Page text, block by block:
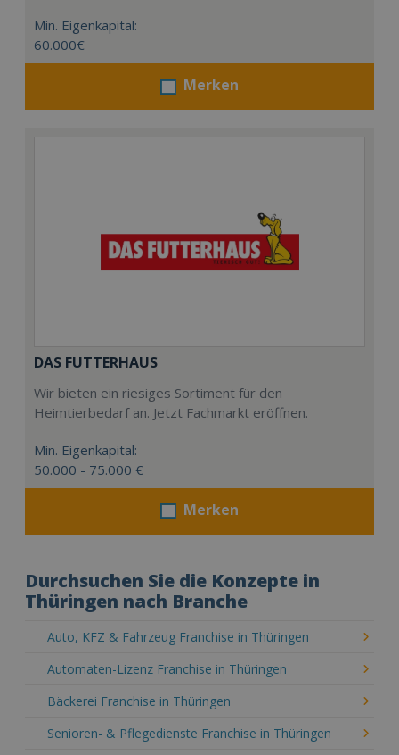
Min. Eigenkapital:
60.000€
Merken
DAS FUTTERHAUS
Wir bieten ein riesiges Sortiment für den
Heimtierbedarf an. Jetzt Fachmarkt eröffnen.
Min. Eigenkapital:
50.000 - 75.000 €
Merken
Durchsuchen Sie die Konzepte in
Thüringen nach Branche
Auto, KFZ & Fahrzeug Franchise in Thüringen
Automaten-Lizenz Franchise in Thüringen
Bäckerei Franchise in Thüringen
Senioren- & Pflegedienste Franchise in Thüringen